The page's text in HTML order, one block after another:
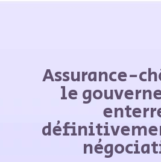
Assurance-
le